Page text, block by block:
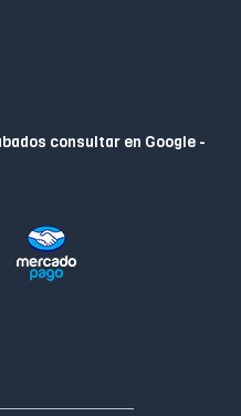
consultar en Google -